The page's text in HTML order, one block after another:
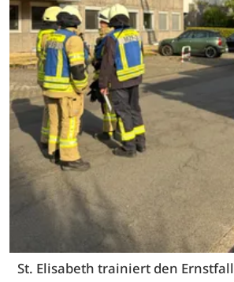
St. Elisabeth trainiert den Ernstfall